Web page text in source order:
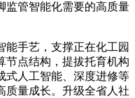
监管智能化需要的高质量
手艺，支撑正在化工园
节点结构，提拔托育机构
式人工智能、深度进修等
质量成长。升级全省人社